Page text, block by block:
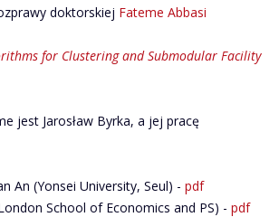
doktorskiej Fateme Abbasi
for Clustering and Submodular Facility
jest Jarosław Byrka, a jej pracę
An (Yonsei University, Seul) - pdf
School of Economics and PS) - pdf